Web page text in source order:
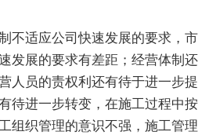
不适应公司快速发展的要求，市
发展的要求有差距；经营体制还
人员的责权利还有待于进一步提
待进一步转变，在施工过程中按
组织管理的意识不强，施工管理